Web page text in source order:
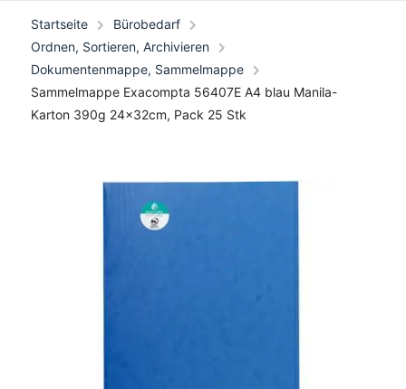
Startseite
Bürobedarf
Ordnen, Sortieren, Archivieren
Dokumentenmappe, Sammelmappe
Sammelmappe Exacompta 56407E A4 blau Manila-
Karton 390g 24x32cm, Pack 25 Stk